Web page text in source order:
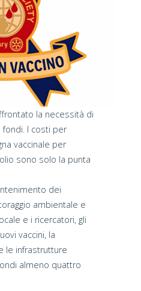
la necessità di
fondi. I costi per
vaccinale per
sono solo la punta
dei
ambientale e
e i ricercatori, gli
vaccini, la
le infrastrutture
almeno quattro